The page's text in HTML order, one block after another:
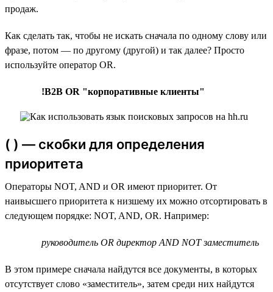
продаж.
Как сделать так, чтобы не искать сначала по одному слову или
фразе, потом — по другому (другой) и так далее? Просто
используйте оператор OR.
!B2B OR "корпоративные клиенты"
( ) — скобки для определения
приоритета
Операторы NOT, AND и OR имеют приоритет. От
наивысшего приоритета к низшему их можно отсортировать в
следующем порядке: NOT, AND, OR. Например:
руководитель OR директор AND NOT заместитель
В этом примере сначала найдутся все документы, в которых
отсутствует слово «заместитель», затем среди них найдутся